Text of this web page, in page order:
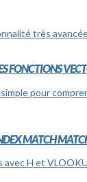
FONCTIONS
MATCH